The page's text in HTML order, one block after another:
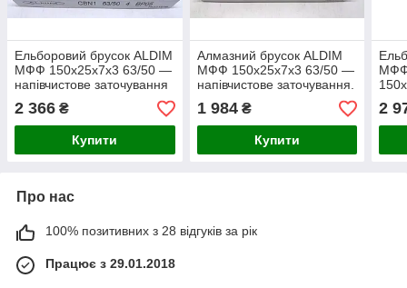
Ельборовий брусок ALDIM
МФФ 150х25х7х3 63/50 —
напівчистове заточування
2 366 ₴
Купити
Алмазний брусок ALDIM
МФФ 150х25х7х3 63/50 —
напівчистове заточування.
1 984₴
Купити
МФФ
2
Про нас
100% позитивних з 28 відгуків за рік
Працює з 29.01.2018